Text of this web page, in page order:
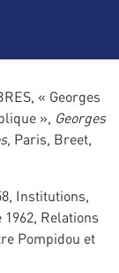
« Georges
», Georges
, Paris, Breet,
Institutions,
Relations
Pompidou et